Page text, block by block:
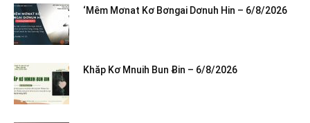
‘Mêm Mơnat Kơ Bơngai Dơnuh Hin – 6/8/2026
Khăp Kơ Mnuih Bun Ƀin – 6/8/2026